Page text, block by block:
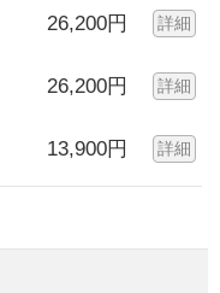
26,200円 詳細
26,200円 詳細
13,900円 詳細